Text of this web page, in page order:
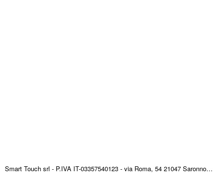
Smart Touch srl - P.IVA IT-03357540123 - via Roma, 54 21047 Saronno (VA) ITALY